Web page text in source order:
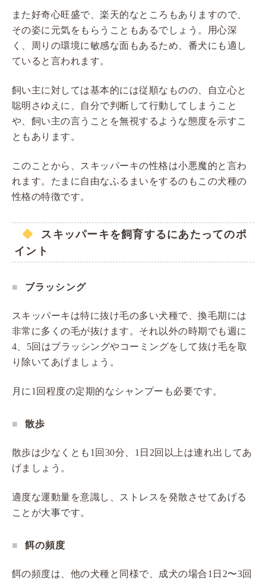
また好奇心旺盛で、楽天的なところもありますので、
その姿に元気をもらうこともあるでしょう。用心深
く、周りの環境に敏感な面もあるため、番犬にも適し
ていると言われます。
飼い主に対しては基本的には従順なものの、自立心と
聡明さゆえに、自分で判断して行動してしまうこと
や、飼い主の言うことを無視するような態度を示すこ
ともあります。
このことから、スキッパーキの性格は小悪魔的と言わ
れます。たまに自由なふるまいをするのもこの犬種の
性格の特徴です。
スキッパーキを飼育するにあたってのポ
イント
ブラッシング
スキッパーキは特に抜け毛の多い犬種で、換毛期には
非常に多くの毛が抜けます。それ以外の時期でも週に
4、5回はブラッシングやコーミングをして抜け毛を取
り除いてあげましょう。
月に1回程度の定期的なシャンプーも必要です。
散歩
散歩は少なくとも1回30分、1日2回以上は連れ出してあ
げましょう。
適度な運動量を意識し、ストレスを発散させてあげる
ことが大事です。
餌の頻度
餌の頻度は、他の犬種と同様で、成犬の場合1日2〜3回